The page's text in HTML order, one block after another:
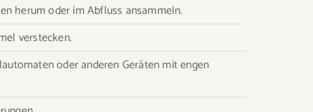
herum oder im Abfluss ansammeln.
verstecken.
oder anderen Geräten mit engen